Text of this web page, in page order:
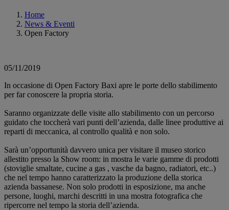
Home
News & Eventi
Open Factory
05/11/2019
In occasione di Open Factory Baxi apre le porte dello stabilimento
per far conoscere la propria storia.
Saranno organizzate delle visite allo stabilimento con un percorso
guidato che toccherà vari punti dell’azienda, dalle linee produttive ai
reparti di meccanica, al controllo qualità e non solo.
Sarà un’opportunità davvero unica per visitare il museo storico
allestito presso la Show room: in mostra le varie gamme di prodotti
(stoviglie smaltate, cucine a gas , vasche da bagno, radiatori, etc..)
che nel tempo hanno caratterizzato la produzione della storica
azienda bassanese. Non solo prodotti in esposizione, ma anche
persone, luoghi, marchi descritti in una mostra fotografica che
ripercorre nel tempo la storia dell’azienda.